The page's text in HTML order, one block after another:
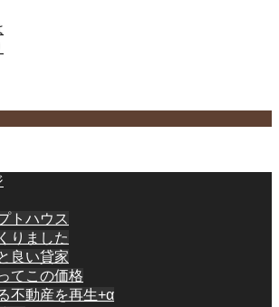
トハウス
りました
良い貸家
てこの価格
不動産を再生+α